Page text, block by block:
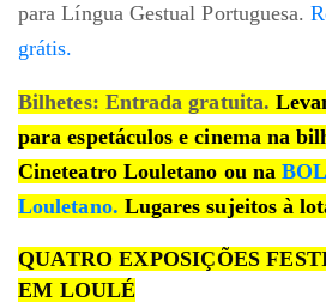
para Língua Gestual Portuguesa.
grátis.
Bilhetes: Entrada gratuita.
para espetáculos e cinema na
Cineteatro Louletano ou na
Louletano. Lugares sujeitos à
QUATRO EXPOSIÇÕES
EM LOULÉ